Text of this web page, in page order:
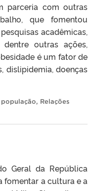
parceria com outras
que fomentou
acadêmicas,
outras ações,
é um fator de
dislipidemia, doenças
população, Relações
Geral da República
fomentar a cultura e a